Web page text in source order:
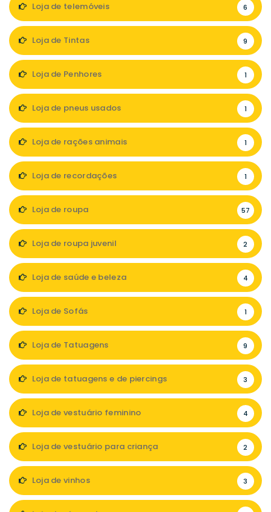
Loja de telemóveis 6
Loja de Tintas 9
Loja de Penhores 1
Loja de pneus usados 1
Loja de rações animais 1
Loja de recordações 1
Loja de roupa 57
Loja de roupa juvenil 2
Loja de saúde e beleza 4
Loja de Sofás 1
Loja de Tatuagens 9
Loja de tatuagens e de piercings 3
Loja de vestuário feminino 4
Loja de vestuário para criança 2
Loja de vinhos 3